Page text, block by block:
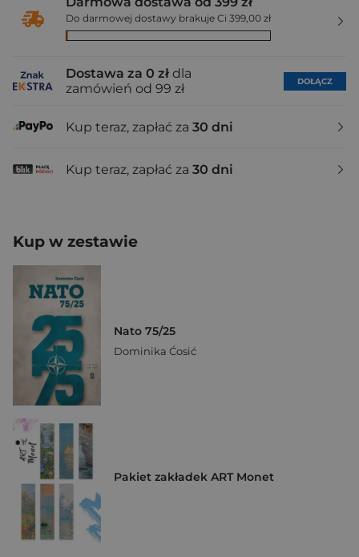
Do darmowej dostawy brakuje Ci 399,00 zł
Dostawa za 0 zł dla
zamówień od 99 zł
DOŁĄCZ
Kup teraz, zapłać za 30 dni
Kup teraz, zapłać za 30 dni
Kup w zestawie
Nato 75/25
Dominika Ćosić
Pakiet zakładek ART Monet